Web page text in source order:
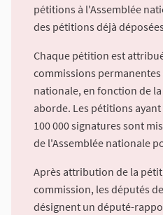
pétitions à l'Assemblée
des pétitions déjà
Chaque pétition est
commissions permanentes
nationale, en fonction de
aborde. Les pétitions
100 000 signatures sont
de l'Assemblée nationale
Après attribution de la
commission, les députés
désignent un député-